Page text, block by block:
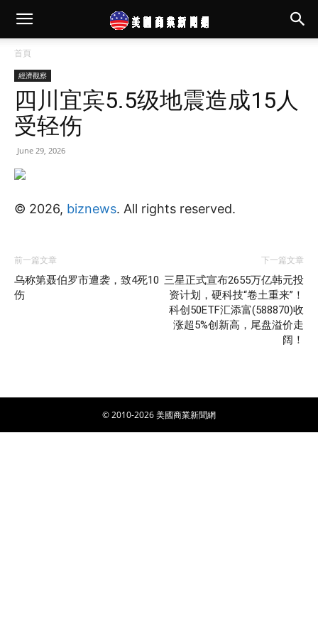
首頁
經濟觀察
四川宜宾5.5级地震造成15人
受轻伤
June 29, 2026
© 2026, biznews. All rights reserved.
前一篇文章
乌称第聂伯罗市遭袭，致4死10
伤
下一篇文章
三星正式宣布2655万亿韩元投
资计划，硬科技“卷土重来”！
科创50ETF汇添富(588870)收
涨超5%创新高，尾盘溢价走
阔！
© 2010-2026 美國商業新聞網